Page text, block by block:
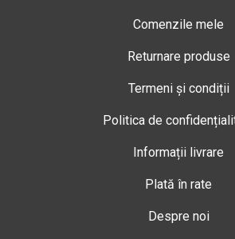
Comenzile mele
Returnare produse
Termeni și condiții
Politica de
Informații livrare
Plată în rate
Despre noi